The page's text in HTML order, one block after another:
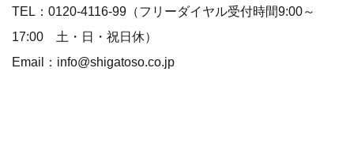
TEL：0120-4116-99（フリーダイヤル受付時間9:00～
17:00 土・日・祝日休）
Email：info@shigatoso.co.jp